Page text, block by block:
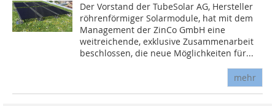
Der Vorstand der TubeSolar AG, Hersteller
röhrenförmiger Solarmodule, hat mit dem
Management der ZinCo GmbH eine
weitreichende, exklusive Zusammenarbeit
beschlossen, die neue Möglichkeiten für...
mehr